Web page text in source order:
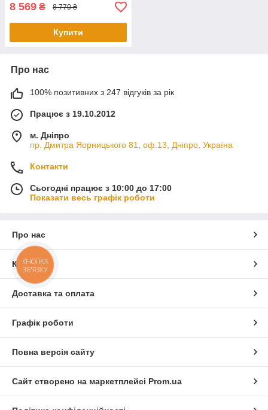
8 569 ₴ 8 770 ₴
Купити
Про нас
100% позитивних з 247 відгуків за рік
Працює з 19.10.2012
м. Дніпро
пр. Дмитра Яорницького 81, оф.13, Дніпро, Україна
Контакти
Сьогодні працює з 10:00 до 17:00
Показати весь графік роботи
Про нас
Контакти
Доставка та оплата
Графік роботи
Повна версія сайту
Сайт створено на маркетплейсі Prom.ua
КНОПКА
ЗВ'ЯЗКУ